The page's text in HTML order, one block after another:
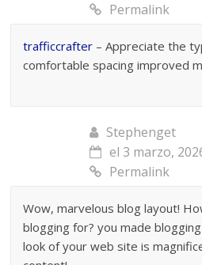
Permalink
trafficcrafter – Appreciate the
comfortable spacing improved
Stephenget
el 3 marzo,
Permalink
Wow, marvelous blog layout!
blogging for? you made
look of your web site is